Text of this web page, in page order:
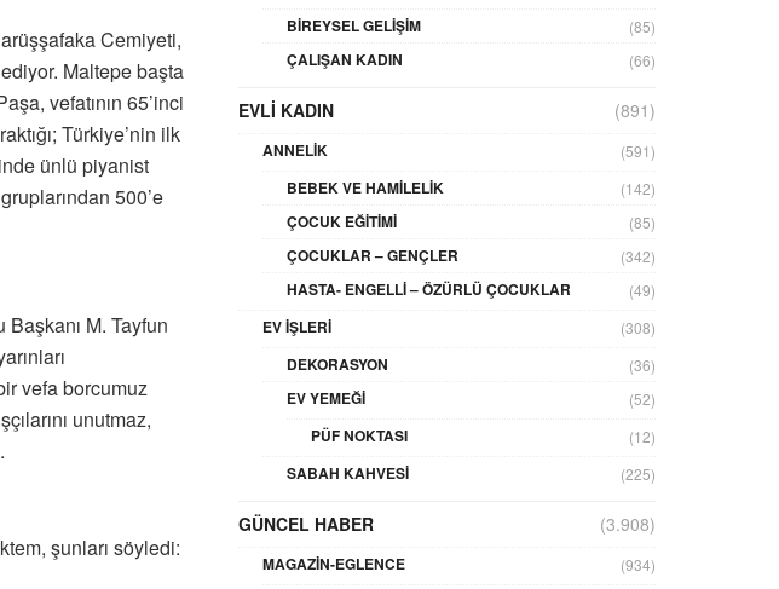
Cemiyeti,
ediyor. Maltepe başta
vefatının 65’inci
Türkiye’nin ilk
ünlü piyanist
500’e
M. Tayfun
vefa borcumuz
unutmaz,
şunları söyledi:
BIREYSEL GELIŞIM (85)
ÇALIŞAN KADIN (66)
EVLI KADIN (891)
ANNELIK (591)
BEBEK VE HAMILELIK (142)
ÇOCUK EĞITIMI (85)
ÇOCUKLAR – GENÇLER (342)
HASTA- ENGELLI – ÖZÜRLÜ ÇOCUKLAR (49)
EV İŞLERI (308)
DEKORASYON (36)
EV YEMEĞI (52)
PÜF NOKTASI (12)
SABAH KAHVESI (225)
GÜNCEL HABER (3.908)
MAGAZIN-EGLENCE (934)